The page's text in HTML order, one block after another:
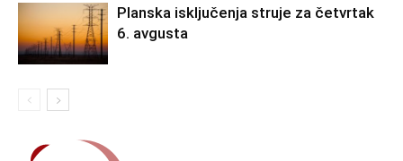
Planska isključenja struje za četvrtak
6. avgusta